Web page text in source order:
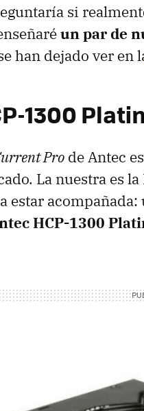
si
un par de
han dejado ver en
-1300
Pro de Antec
La nuestra es la
estar
HCP-1300